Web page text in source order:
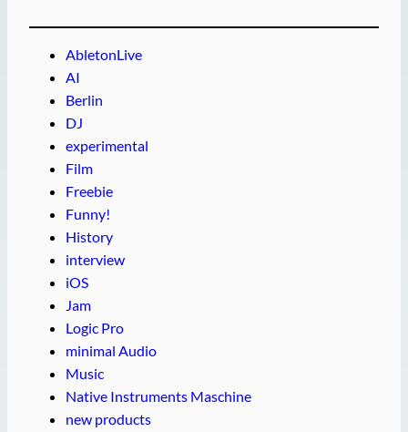
AbletonLive
AI
Berlin
DJ
experimental
Film
Freebie
Funny!
History
interview
iOS
Jam
Logic Pro
minimal Audio
Music
Native Instruments Maschine
new products